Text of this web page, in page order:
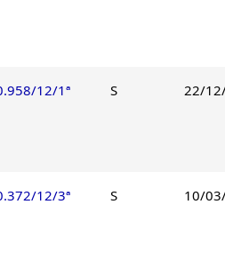
12/1ª S 22/
12/3ª S 10/